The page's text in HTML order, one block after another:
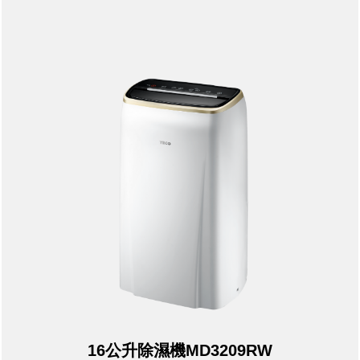
16公升除濕機MD3209RW